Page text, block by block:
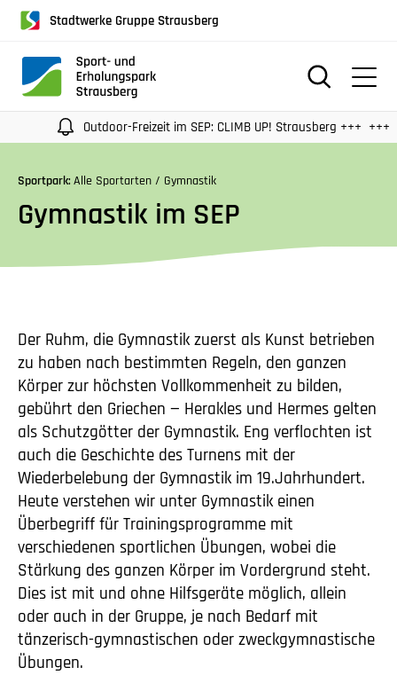
Screenreader
oder
Navigation
Tabulatorentaste:
Überspringen
Hauptnavigation
Stadtwerke Gruppe Strausberg
Outdoor-Freizeit im SEP: CLIMB UP! Strausberg +++ SEP —
Sportpark: Alle Sportarten / Gymnastik
Gymnastik im SEP
Der Ruhm, die Gymnastik zuerst als Kunst betrieben
zu haben nach bestimmten Regeln, den ganzen
Körper zur höchsten Vollkommenheit zu bilden,
gebührt den Griechen — Herakles und Hermes gelten
als Schutzgötter der Gymnastik. Eng verflochten ist
auch die Geschichte des Turnens mit der
Wiederbelebung der Gymnastik im 19.Jahrhundert.
Heute verstehen wir unter Gymnastik einen
Überbegriff für Trainingsprogramme mit
verschiedenen sportlichen Übungen, wobei die
Stärkung des ganzen Körper im Vordergrund steht.
Dies ist mit und ohne Hilfsgeräte möglich, allein
oder auch in der Gruppe, je nach Bedarf mit
tänzerisch-gymnastischen oder zweckgymnastische
Übungen.